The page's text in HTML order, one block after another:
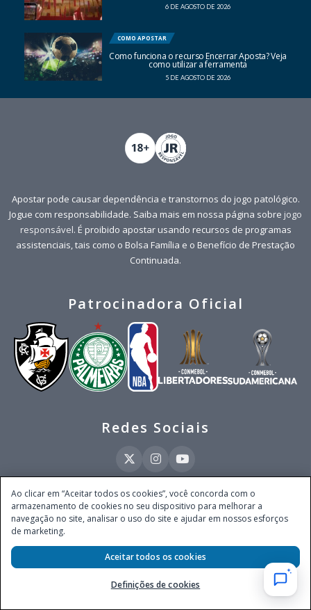
6 DE AGOSTO DE 2026
COMO APOSTAR
Como funciona o recurso Encerrar Aposta? Veja
como utilizar a ferramenta
5 DE AGOSTO DE 2026
Apostar pode causar dependência e transtornos do jogo patológico.
Jogue com responsabilidade. Saiba mais em nossa página sobre jogo
responsável. É proibido apostar usando recursos de programas
assistenciais, tais como o Bolsa Família e o Benefício de Prestação
Continuada.
Patrocinadora Oficial
Redes Sociais
Este site é operado pela Ventmear Brasil LTDA (CNPJ 52.868.380/0001-84), com
endereço na Avenida Brigadeiro Faria Lima, nº 4.055, 3º andar, Itaim Bibi, no
Município de São Paulo, Estado de São Paulo, CEP 04538-133, Brasil - empresa
Secretaria de Prêmios e Apostas do Ministério da Fazenda, conforme Portaria nº
247, de 07.02.2025, publicada no DOU em 11.2.2025.
Ao clicar em “Aceitar todos os cookies”, você concorda com o
armazenamento de cookies no seu dispositivo para melhorar a
navegação no site, analisar o uso do site e ajudar em nossos esforços
de marketing.
Definições de cookies
Aceitar todos os cookies